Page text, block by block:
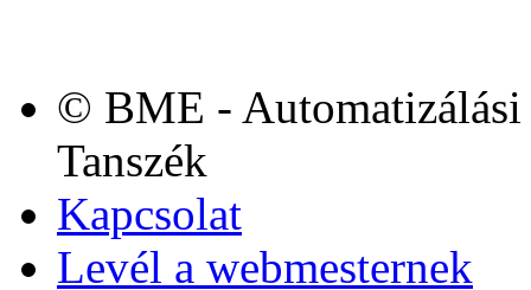
© BME -
Tanszék
Kapcsolat
Levél a webmesternek